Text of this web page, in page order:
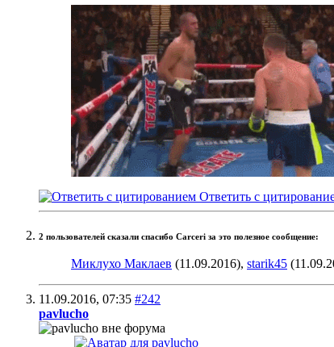
Ответить с
2 пользователей сказали cпасибо Carceri за это полезное сообщение:
Миклухо Маклаев (11.09.2016), starik45
11.09.2016, 07:35 #242
pavlucho